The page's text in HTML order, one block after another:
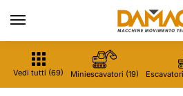
Vedi tutti (69) Miniescavatori (19)